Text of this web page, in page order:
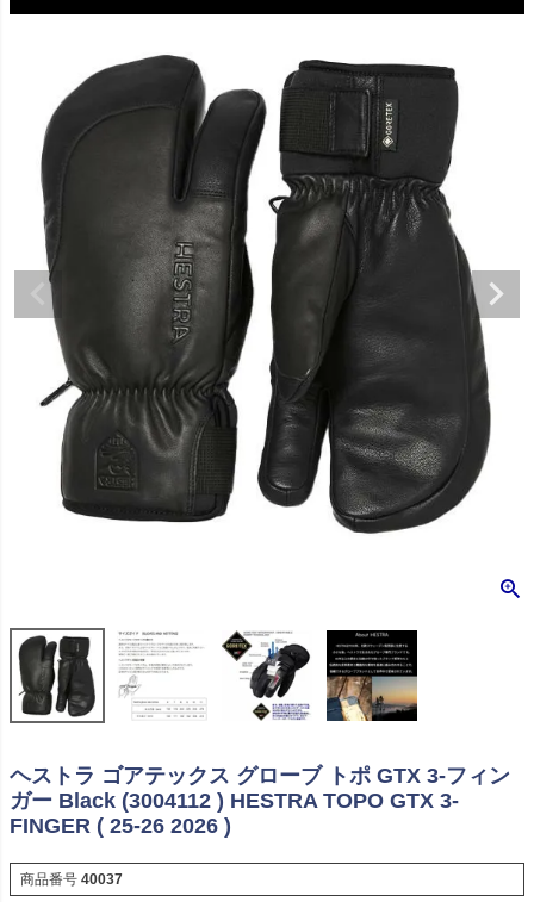
ヘストラ ゴアテックス グローブ トポ GTX 3-フィン
ガー Black (3004112 ) HESTRA TOPO GTX 3-
FINGER ( 25-26 2026 )
商品番号 40037